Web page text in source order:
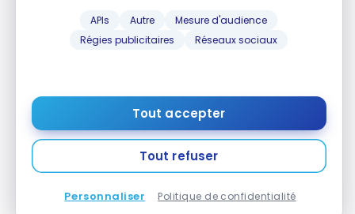
APIs Autre
Mesure d'audience
Régies publicitaires
Réseaux sociaux
Tout accepter
Tout refuser
Personnaliser Politique de confidentialité
jusqu’à 400 € de retraits mensuels gratuits à
l’étranger ;
Revolut;
une assurance voyage complète pour vous et
votre famille ;
des accès à plus de 1000 salons d’aéroport à
travers le monde à prix réduit.